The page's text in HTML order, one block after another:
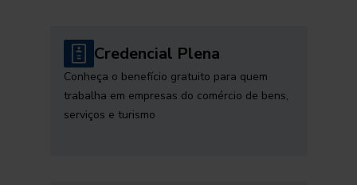
Credencial Plena
Conheça o benefício gratuito para quem
trabalha em empresas do comércio de bens,
serviços e turismo